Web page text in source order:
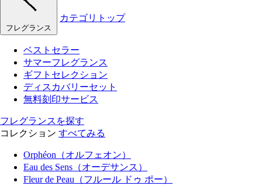
フレグランス
カテゴリトップ
ベストセラー
サマーフレグランス
ギフトセレクション
ディスカバリーセット
無料刻印サービス
フレグランスを探す
コレクション すべてみる
Orphéon（オルフェオン）
Eau des Sens（オーデサンス）
Fleur de Peau（フルール ドゥ ポー）